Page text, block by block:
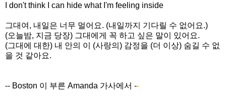
I don't think I can hide what I'm feeling inside
그대여, 내일은 너무 멀어요. (내일까지 기다릴 수 없어요.)
(오늘밤, 지금 당장) 그대에게 꼭 하고 싶은 말이 있어요.
(그대에 대한) 내 안의 이 (사랑의) 감정을 (더 이상) 숨길 수 없
을 것 같아요.
-- Boston 이 부른 Amanda 가사에서 --